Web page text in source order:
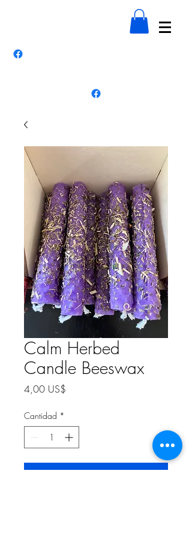
Calm Herbed
Candle Beeswax
4,00 US$
Cantidad *